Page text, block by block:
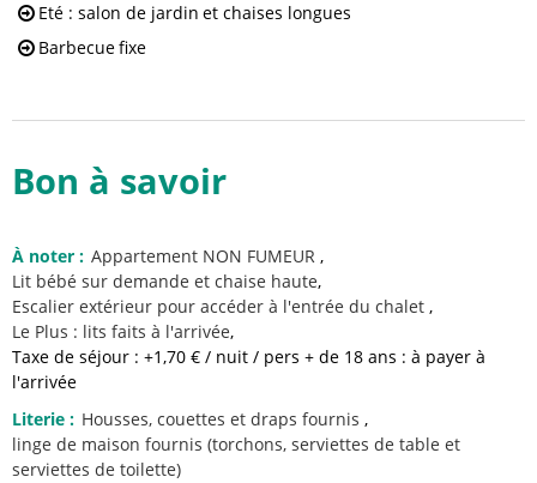
Eté : salon de jardin et chaises longues
Barbecuefixe
Bon à savoir
À noter : Appartement NON FUMEUR
Lit bébé sur demande et chaise haute
Escalier extérieur pour accéder à l'entrée du chalet
Le Plus : lits faits à l'arrivée
Taxe de séjour : +1,70 € / nuit / pers + de 18 ans : à payer à
l'arrivée
Literie : Housses, couettes et draps fournis
linge de maison fournis (torchons, serviettes de table et
serviettes de toilette)